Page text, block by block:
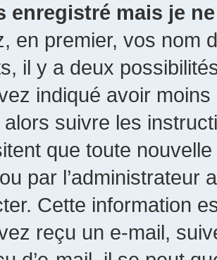
enregistré mais je
en premier, vos nom
il y a deux
indiqué avoir
suivre les
que toute
par l’administrateur
Cette information
reçu un e-mail,